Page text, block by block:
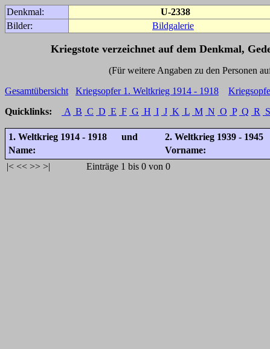
Denkmal: U-2338
Bilder:
Bildgalerie
Kriegstote verzeichnet auf dem Denkmal,
(Für weitere Angaben zu den Personen auf den
Gesamtübersicht
Kriegsopfer 1. Weltkrieg 1914 - 1918
Quicklinks:
A B C D E F G H I J K L M N O P Q R S
1. Weltkrieg 1914 - 1918 und
2. Weltkrieg 1939 - 1945
Name:
Vorname:
|< << >> >| Einträge 1 bis 0 von 0